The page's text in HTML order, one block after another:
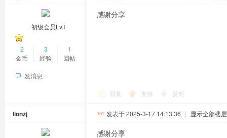
初级会员Lv.Ⅰ
2
金币
3
经验
1
回帖
发消息
感谢分享
回复 支持 反对
lionzj 发表于 2025-3-17 14:13:36 | 显示全部楼层
感谢分享